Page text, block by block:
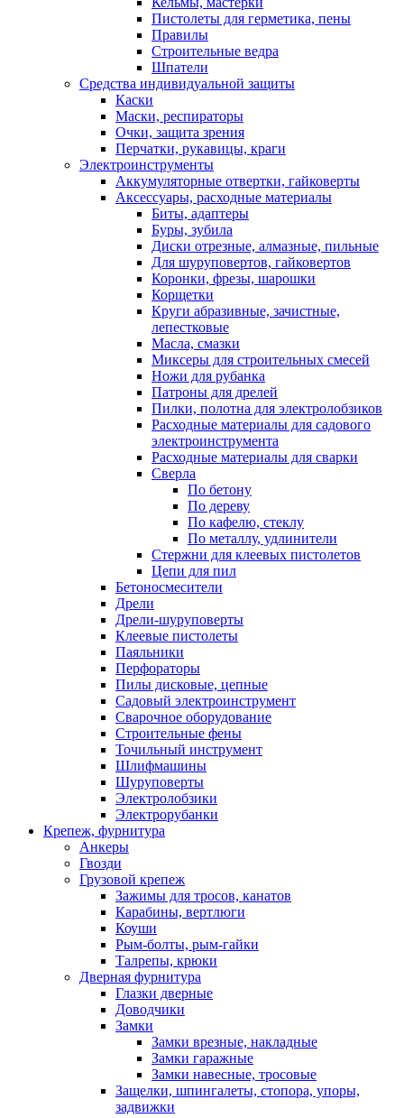
Пистолеты для герметика, пены
Правилы
Строительные ведра
Шпатели
Средства индивидуальной защиты
Каски
Маски, респираторы
Очки, защита зрения
Перчатки, рукавицы, краги
Электроинструменты
Аккумуляторные отвертки, гайковерты
Аксессуары, расходные материалы
Биты, адаптеры
Буры, зубила
Диски отрезные, алмазные, пильные
Для шуруповертов, гайковертов
Коронки, фрезы, шарошки
Корщетки
Круги абразивные, зачистные,
лепестковые
Масла, смазки
Миксеры для строительных смесей
Ножи для рубанка
Патроны для дрелей
Пилки, полотна для электролобзиков
Расходные материалы для садового
электроинструмента
Расходные материалы для сварки
Сверла
По бетону
По дереву
По кафелю, стеклу
По металлу, удлинители
Стержни для клеевых пистолетов
Цепи для пил
Бетоносмесители
Дрели
Дрели-шуруповерты
Клеевые пистолеты
Паяльники
Перфораторы
Пилы дисковые, цепные
Садовый электроинструмент
Сварочное оборудование
Строительные фены
Точильный инструмент
Шлифмашины
Шуруповерты
Электролобзики
Электрорубанки
Крепеж, фурнитура
Анкеры
Гвозди
Грузовой крепеж
Зажимы для тросов, канатов
Карабины, вертлюги
Коуши
Рым-болты, рым-гайки
Талрепы, крюки
Дверная фурнитура
Глазки дверные
Доводчики
Замки
Замки врезные, накладные
Замки гаражные
Замки навесные, тросовые
Защелки, шпингалеты, стопора, упоры,
задвижки